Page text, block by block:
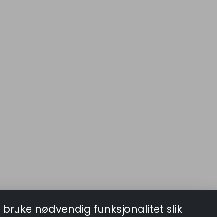
nødvendig funksjonalitet slik